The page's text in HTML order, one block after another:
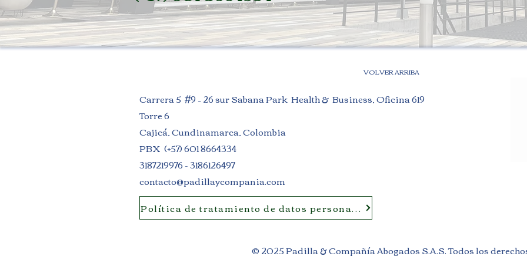
VOLVER ARRIBA
Carrera 5 #9 – 26 sur Sabana Park Health & Business, Oficina 619
Torre 6
Cajicá, Cundinamarca, Colombia
PBX (+57) 601 8664334
3187219976 - 3186126497
contacto@padillaycompania.com
Política de tratamiento de datos personales
© 2025 Padilla & Compañía Abogados S.A.S. Todos los